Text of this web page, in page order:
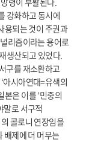
강화하고 동시에
용되는 것이 주권과
리즘이라는 용어로
생산되고 있었다.
구를 재소환하고
아시아연대=유색의
은 이를 ‘민중의
말로 서구적
콜로니 연장임을
배제에 더 머무는